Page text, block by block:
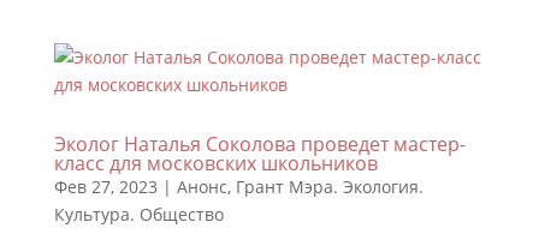
Эколог Наталья Соколова проведет мастер-
класс для московских школьников
Фев 27, 2023 | Анонс, Грант Мэра. Экология.
Культура. Общество